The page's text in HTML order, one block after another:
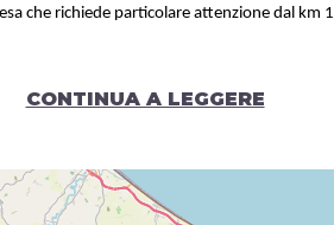
che richiede particolare attenzione dal km
CONTINUA A LEGGERE